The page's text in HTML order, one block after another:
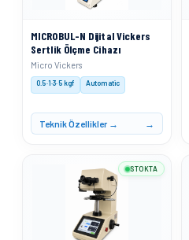
MICROBUL-N Dijital Vickers
Sertlik Ölçme Cihazı
Micro Vickers
0.5·1·3·5 kgf Automatic
Teknik Özellikler →
STOKTA